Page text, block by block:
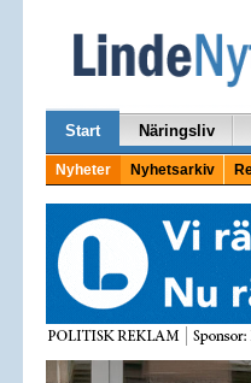
Start Näringsliv
Nyheter Nyhetsarkiv